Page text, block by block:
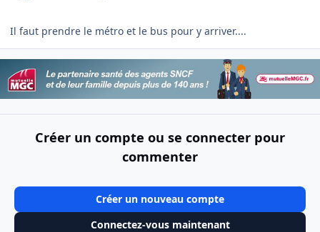
Il faut prendre le métro et le bus pour y arriver....
Créer un compte ou se connecter pour
commenter
Créer un nouveau compte
Connectez-vous maintenant